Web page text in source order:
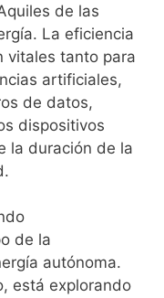
de las
La eficiencia
vitales tanto para
artificiales,
de datos,
dispositivos
la duración de la
de la
autónoma.
está explorando